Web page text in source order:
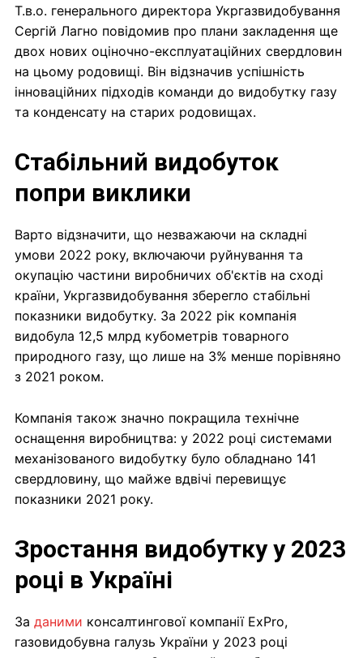
Т.в.о. генерального директора Укргазвидобування
Сергій Лагно повідомив про плани закладення ще
двох нових оціночно-експлуатаційних свердловин
на цьому родовищі. Він відзначив успішність
інноваційних підходів команди до видобутку газу
та конденсату на старих родовищах.
Стабільний видобуток
попри виклики
Варто відзначити, що незважаючи на складні
умови 2022 року, включаючи руйнування та
окупацію частини виробничих об'єктів на сході
країни, Укргазвидобування зберегло стабільні
показники видобутку. За 2022 рік компанія
видобула 12,5 млрд кубометрів товарного
природного газу, що лише на 3% менше порівняно
з 2021 роком.
Компанія також значно покращила технічне
оснащення виробництва: у 2022 році системами
механізованого видобутку було обладнано 141
свердловину, що майже вдвічі перевищує
показники 2021 року.
Зростання видобутку у 2023
році в Україні
За даними консалтингової компанії ExPro,
газовидобувна галузь України у 2023 році